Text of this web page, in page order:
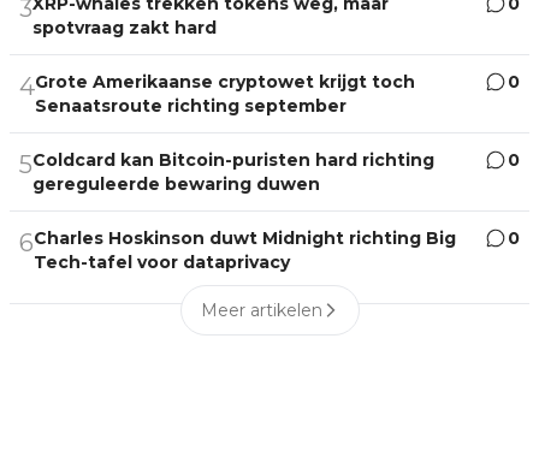
3
spotvraag zakt hard
4Grote Amerikaanse cryptowet krijgt toch
Senaatsroute richting september
0
5Coldcard kan Bitcoin-puristen hard richting
gereguleerde bewaring duwen
0
6Charles Hoskinson duwt Midnight richting Big
Tech-tafel voor dataprivacy
0
Meer artikelen